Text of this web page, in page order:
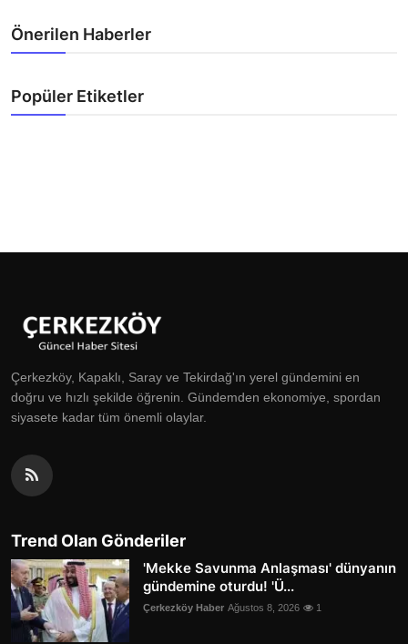
Önerilen Haberler
Popüler Etiketler
Çerkezköy, Kapaklı, Saray ve Tekirdağ'ın yerel gündemini en
doğru ve hızlı şekilde öğrenin. Gündemden ekonomiye, spordan
siyasete kadar tüm önemli olaylar.
Trend Olan Gönderiler
'Mekke Savunma Anlaşması' dünyanın
gündemine oturdu! 'Ü...
Çerkezköy Haber Ağustos 8, 2026 1